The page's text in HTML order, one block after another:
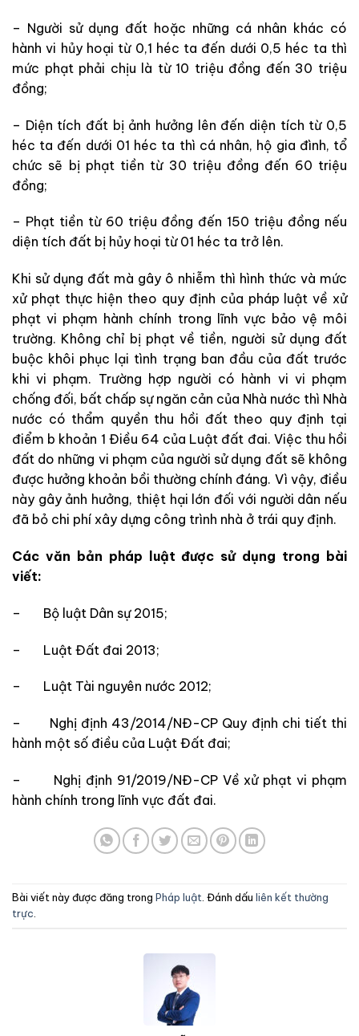
– Người sử dụng đất hoặc những cá nhân khác có
hành vi hủy hoại từ 0,1 héc ta đến dưới 0,5 héc ta thì
mức phạt phải chịu là từ 10 triệu đồng đến 30 triệu
đồng;
– Diện tích đất bị ảnh hưởng lên đến diện tích từ 0,5
héc ta đến dưới 01 héc ta thì cá nhân, hộ gia đình, tổ
chức sẽ bị phạt tiền từ 30 triệu đồng đến 60 triệu
đồng;
– Phạt tiền từ 60 triệu đồng đến 150 triệu đồng nếu
diện tích đất bị hủy hoại từ 01 héc ta trở lên.
Khi sử dụng đất mà gây ô nhiễm thì hình thức và mức
xử phạt thực hiện theo quy định của pháp luật về xử
phạt vi phạm hành chính trong lĩnh vực bảo vệ môi
trường. Không chỉ bị phạt về tiền, người sử dụng đất
buộc khôi phục lại tình trạng ban đầu của đất trước
khi vi phạm. Trường hợp người có hành vi vi phạm
chống đối, bất chấp sự ngăn cản của Nhà nước thì Nhà
nước có thẩm quyền thu hồi đất theo quy định tại
điểm b khoản 1 Điều 64 của Luật đất đai. Việc thu hồi
đất do những vi phạm của người sử dụng đất sẽ không
được hưởng khoản bồi thường chính đáng. Vì vậy, điều
này gây ảnh hưởng, thiệt hại lớn đối với người dân nếu
đã bỏ chi phí xây dựng công trình nhà ở trái quy định.
Các văn bản pháp luật được sử dụng trong bài
viết:
– Bộ luật Dân sự 2015;
– Luật Đất đai 2013;
– Luật Tài nguyên nước 2012;
– Nghị định 43/2014/NĐ-CP Quy định chi tiết thi
hành một số điều của Luật Đất đai;
– Nghị định 91/2019/NĐ-CP Về xử phạt vi phạm
hành chính trong lĩnh vực đất đai.
Bài viết này được đăng trong Pháp luật. Đánh dấu liên kết thường
trực.